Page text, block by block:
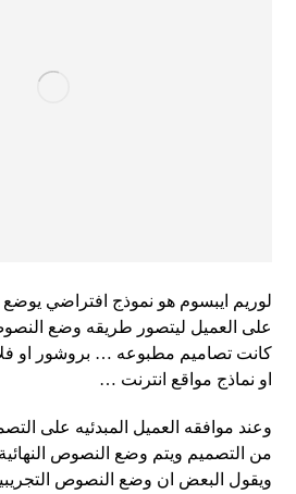
لوريم ايبسوم هو نموذج افتراضي
على العميل ليتصور طريقه وضع
كانت تصاميم مطبوعه … بروشور او
او نماذج مواقع انترنت …
وعند موافقه العميل المبدئيه على
من التصميم ويتم وضع النصوص
ويقول البعض ان وضع النصوص